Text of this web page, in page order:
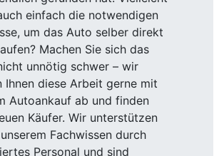
einfach die notwendigen
um das Auto selber direkt
Machen Sie sich das
unnötig schwer – wir
Ihnen diese Arbeit gerne mit
Autoankauf ab und finden
Käufer. Wir unterstützen
Fachwissen durch
Personal und sind